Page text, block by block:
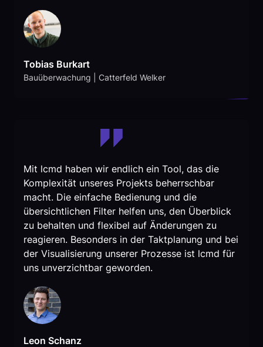
Tobias Burkart
Bauüberwachung | Catterfeld Welker
Mit lcmd haben wir endlich ein Tool, das die
Komplexität unseres Projekts beherrschbar
macht. Die einfache Bedienung und die
übersichtlichen Filter helfen uns, den Überblick
zu behalten und flexibel auf Änderungen zu
reagieren. Besonders in der Taktplanung und bei
der Visualisierung unserer Prozesse ist lcmd für
uns unverzichtbar geworden.
Leon Schanz